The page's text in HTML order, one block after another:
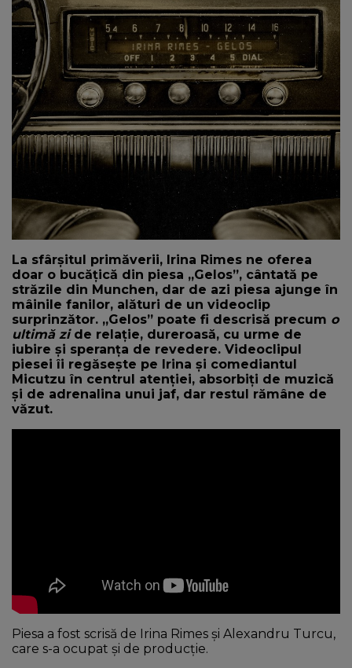
NEWS
CONTUL MEU
La sfârșitul primăverii, Irina Rimes ne oferea
doar o bucățică din piesa ,,Gelos”, cântată pe
străzile din Munchen, dar de azi piesa ajunge în
mâinile fanilor, alături de un videoclip
surprinzător. ,,Gelos” poate fi descrisă precum o
ultimă zide relație, dureroasă, cu urme de
iubire și speranța de revedere. Videoclipul
piesei îi regăsește pe Irina și comediantul
Micutzu în centrul atenției, absorbiți de muzică
și de adrenalina unui jaf, dar restul rămâne de
văzut.
Piesa a fost scrisă de Irina Rimes și Alexandru Turcu,
care s-a ocupat și de producție.